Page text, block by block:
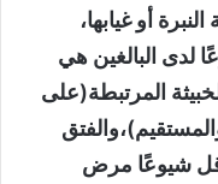
أو غيابها،
لدى البالغين هي
المرتبطة(على
شيوعًا مرض